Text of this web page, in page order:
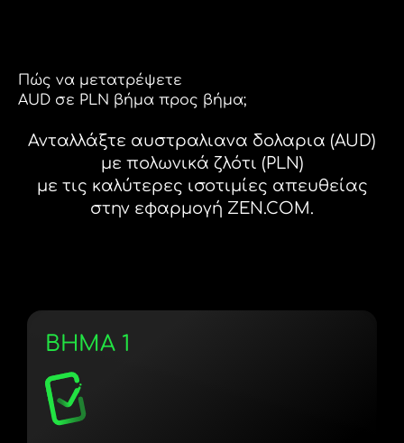
Πώς να μετατρέψετε
AUD σε PLN βήμα προς βήμα;
Ανταλλάξτε αυστραλιανα δολαρια (AUD)
με πολωνικά ζλότι (PLN)
με τις καλύτερες ισοτιμίες απευθείας
στην εφαρμογή ZEN.COM.
ΒΗΜΑ 1